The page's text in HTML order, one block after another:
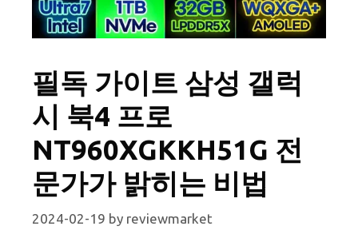
필독 가이트 삼성 갤럭
시 북4 프로
NT960XGKKH51G 전
문가가 밝히는 비법
2024-02-19 by reviewmarket